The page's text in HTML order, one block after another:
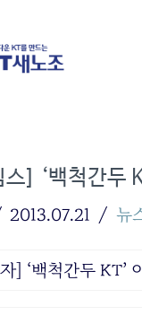
스] ‘백척간두
2013.07.21 뉴
] ‘백척간두 KT’